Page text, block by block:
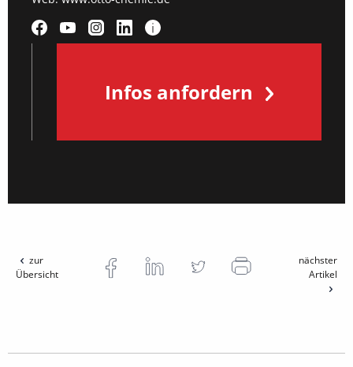
Infos anfordern
zur
Übersicht
nächster
Artikel